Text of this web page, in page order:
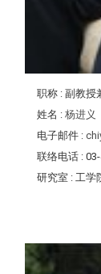
职称 : 副教授
姓名 : 杨进义
电子邮件 :
联络电话 :
研究室 : 工